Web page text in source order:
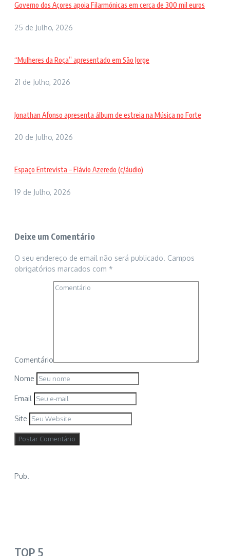
Governo dos Açores apoia Filarmónicas em cerca de 300 mil euros
25 de Julho, 2026
“Mulheres da Roça” apresentado em São Jorge
21 de Julho, 2026
Jonathan Afonso apresenta álbum de estreia na Música no Forte
20 de Julho, 2026
Espaço Entrevista – Flávio Azeredo (c/áudio)
19 de Julho, 2026
Deixe um Comentário
O seu endereço de email não será publicado. Campos
obrigatórios marcados com *
Comentário
Nome
Email
Site
Pub.
TOP 5